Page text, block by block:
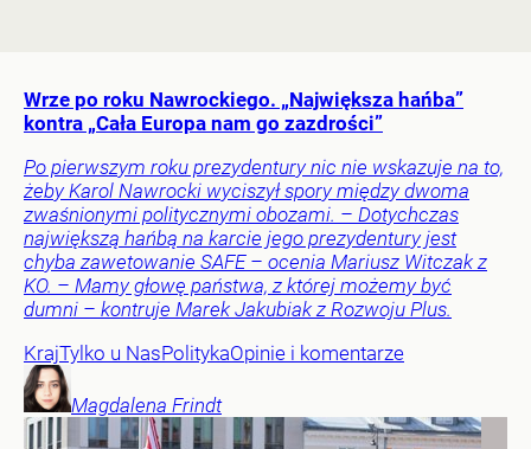
Wrze po roku Nawrockiego. „Największa hańba”
kontra „Cała Europa nam go zazdrości”
Po pierwszym roku prezydentury nic nie wskazuje na to,
żeby Karol Nawrocki wyciszył spory między dwoma
zwaśnionymi politycznymi obozami. – Dotychczas
największą hańbą na karcie jego prezydentury jest
chyba zawetowanie SAFE – ocenia Mariusz Witczak z
KO. – Mamy głowę państwa, z której możemy być
dumni – kontruje Marek Jakubiak z Rozwoju Plus.
KrajTylko u NasPolitykaOpinie i komentarze
Magdalena Frindt